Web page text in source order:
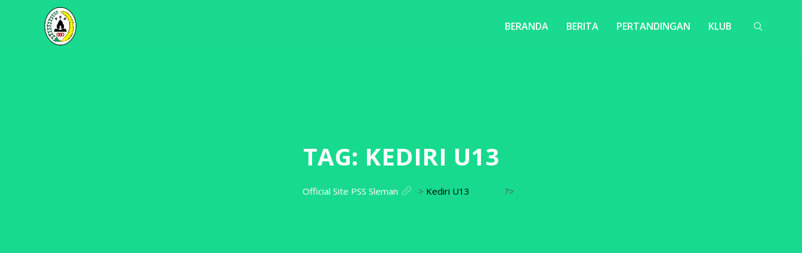
BERANDA BERITA PERTANDINGAN KLUB
TAG: KEDIRI U13
Official Site PSS Sleman > Kediri U13 ?>